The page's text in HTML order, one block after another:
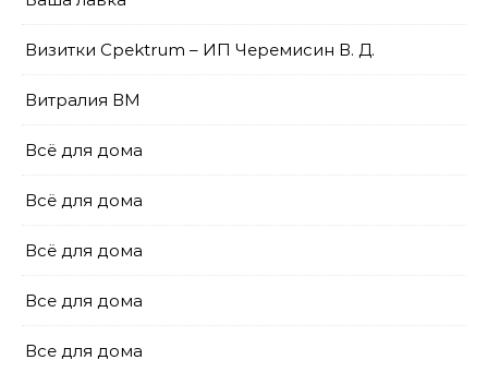
Визитки Cpektrum – ИП Черемисин В. Д.
Витралия ВМ
Всё для дома
Всё для дома
Всё для дома
Все для дома
Все для дома